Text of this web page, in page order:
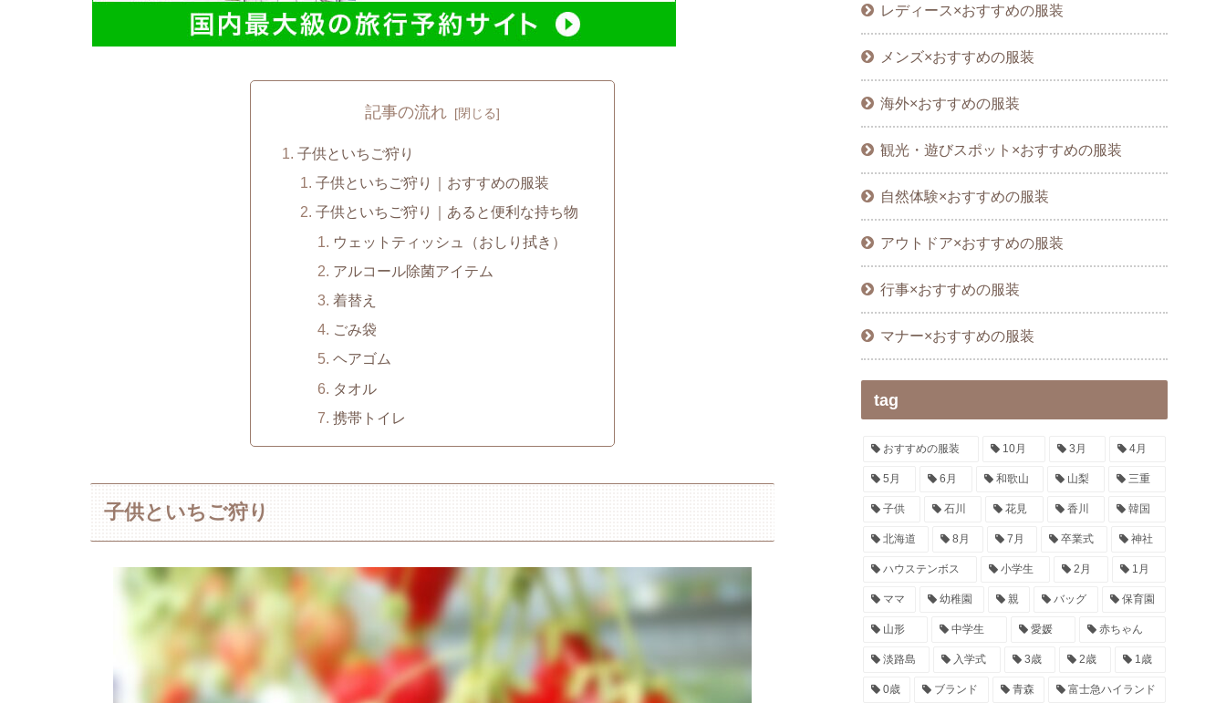
記事の流れ
子供といちご狩り
子供といちご狩り｜おすすめの服装
子供といちご狩り｜あると便利な持ち物
ウェットティッシュ（おしり拭き）
アルコール除菌アイテム
着替え
ごみ袋
ヘアゴム
タオル
携帯トイレ
子供といちご狩り
レディース×おすすめの服装
メンズ×おすすめの服装
海外×おすすめの服装
観光・遊びスポット×おすすめの服装
自然体験×おすすめの服装
アウトドア×おすすめの服装
行事×おすすめの服装
マナー×おすすめの服装
tag
おすすめの服装 10月 3月 4月
5月 6月 和歌山 山梨 三重
子供 石川 花見 香川 韓国
北海道 8月 7月 卒業式 神社
ハウステンボス 小学生 2月 1月
ママ 幼稚園 親 バッグ 保育園
山形 中学生 愛媛 赤ちゃん
淡路島 入学式 3歳 2歳 1歳
0歳 ブランド 青森 富士急ハイランド